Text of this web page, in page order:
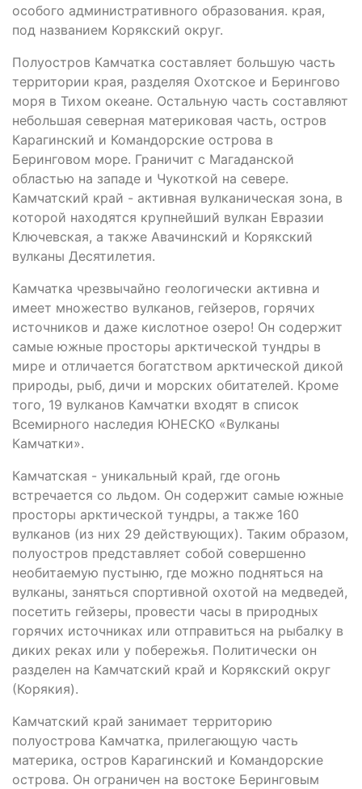
особого административного образования. края,
под названием Корякский округ.
Полуостров Камчатка составляет большую часть
территории края, разделяя Охотское и Берингово
моря в Тихом океане. Остальную часть составляют
небольшая северная материковая часть, остров
Карагинский и Командорские острова в
Беринговом море. Граничит с Магаданской
областью на западе и Чукоткой на севере.
Камчатский край - активная вулканическая зона, в
которой находятся крупнейший вулкан Евразии
Ключевская, а также Авачинский и Корякский
вулканы Десятилетия.
Камчатка чрезвычайно геологически активна и
имеет множество вулканов, гейзеров, горячих
источников и даже кислотное озеро! Он содержит
самые южные просторы арктической тундры в
мире и отличается богатством арктической дикой
природы, рыб, дичи и морских обитателей. Кроме
того, 19 вулканов Камчатки входят в список
Всемирного наследия ЮНЕСКО «Вулканы
Камчатки».
Камчатская - уникальный край, где огонь
встречается со льдом. Он содержит самые южные
просторы арктической тундры, а также 160
вулканов (из них 29 действующих). Таким образом,
полуостров представляет собой совершенно
необитаемую пустыню, где можно подняться на
вулканы, заняться спортивной охотой на медведей,
посетить гейзеры, провести часы в природных
горячих источниках или отправиться на рыбалку в
диких реках или у побережья. Политически он
разделен на Камчатский край и Корякский округ
(Корякия).
Камчатский край занимает территорию
полуострова Камчатка, прилегающую часть
материка, остров Карагинский и Командорские
острова. Он ограничен на востоке Беринговым